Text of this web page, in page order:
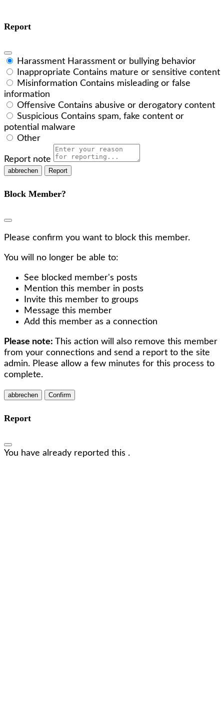
Report
Harassment Harassment or bullying behavior
Inappropriate Contains mature or sensitive content
Misinformation Contains misleading or false
information
Offensive Contains abusive or derogatory content
Suspicious Contains spam, fake content or
potential malware
Other
Report note
Report
Block Member?
Please confirm you want to block this member.
You will no longer be able to:
See blocked member's posts
Mention this member in posts
Invite this member to groups
Message this member
Add this member as a connection
Please note: This action will also remove this member
from your connections and send a report to the site
admin. Please allow a few minutes for this process to
complete.
Confirm
Report
You have already reported this .